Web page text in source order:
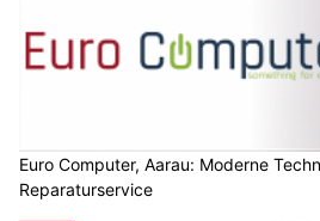
Euro Computer, Aarau: Moderne
Reparaturservice